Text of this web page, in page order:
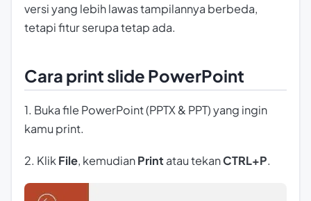
versi yang lebih lawas tampilannya berbeda,
tetapi fitur serupa tetap ada.
Cara print slide PowerPoint
1. Buka file PowerPoint (PPTX & PPT) yang ingin
kamu print.
2. Klik File, kemudianPrint atau tekanCTRL+P.